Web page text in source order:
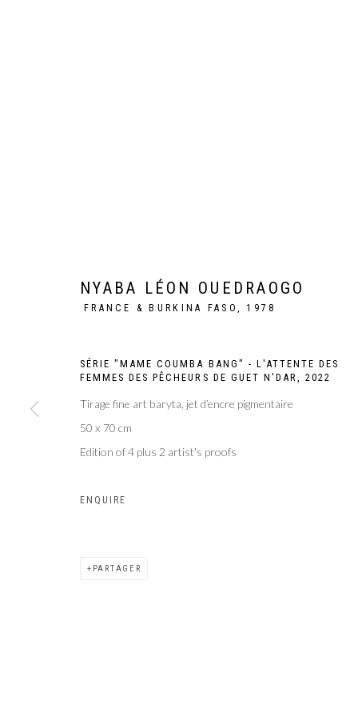
Privacy Policy Manage cookies
COPYRIGHT CP ART 2026 SITE BY ARTLOGIC
NYABA LÉON OUEDRAOGO
FRANCE & BURKINA FASO, 1978
SÉRIE "MAME COUMBA BANG" - L'ATTENTE DES
FEMMES DES PÊCHEURS DE GUET N'DAR, 2022
Tirage fine art baryta, jet d’encre pigmentaire
50 x 70 cm
Edition of 4 plus 2 artist's proofs
ENQUIRE
PARTAGER